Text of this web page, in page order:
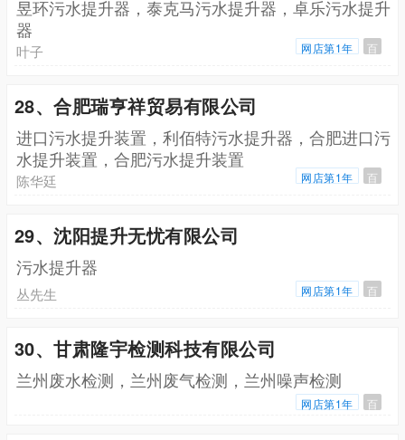
昱环污水提升器，泰克马污水提升器，卓乐污水提升
器
叶子 网店第1年 百
28、合肥瑞亨祥贸易有限公司
进口污水提升装置，利佰特污水提升器，合肥进口污
水提升装置，合肥污水提升装置
陈华廷 网店第1年 百
29、沈阳提升无忧有限公司
污水提升器
丛先生 网店第1年 百
30、甘肃隆宇检测科技有限公司
兰州废水检测，兰州废气检测，兰州噪声检测
网店第1年 百